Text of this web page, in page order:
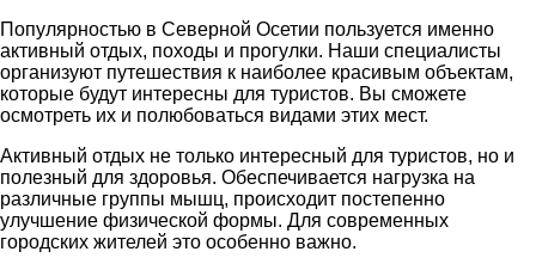
Популярностью в Северной Осетии пользуется именно
активный отдых, походы и прогулки. Наши специалисты
организуют путешествия к наиболее красивым объектам,
которые будут интересны для туристов. Вы сможете
осмотреть их и полюбоваться видами этих мест.
Активный отдых не только интересный для туристов, но и
полезный для здоровья. Обеспечивается нагрузка на
различные группы мышц, происходит постепенно
улучшение физической формы. Для современных
городских жителей это особенно важно.